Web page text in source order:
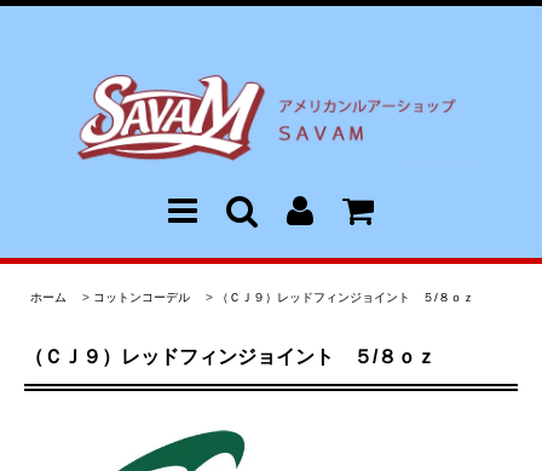
ホーム > コットンコーデル > （ＣＪ９）レッドフィンジョイント ５/８ｏｚ
（ＣＪ９）レッドフィンジョイント ５/８ｏｚ